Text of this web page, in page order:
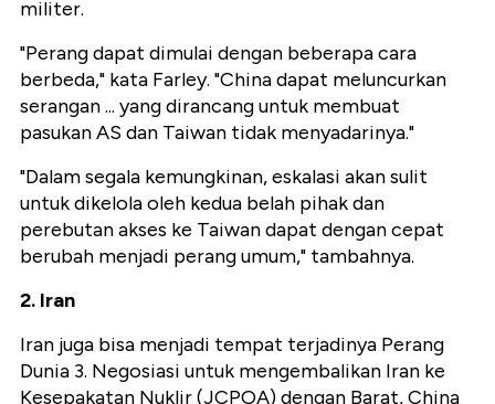
militer.
"Perang dapat dimulai dengan beberapa cara
berbeda," kata Farley. "China dapat meluncurkan
serangan ... yang dirancang untuk membuat
pasukan AS dan Taiwan tidak menyadarinya."
"Dalam segala kemungkinan, eskalasi akan sulit
untuk dikelola oleh kedua belah pihak dan
perebutan akses ke Taiwan dapat dengan cepat
berubah menjadi perang umum," tambahnya.
2. Iran
Iran juga bisa menjadi tempat terjadinya Perang
Dunia 3. Negosiasi untuk mengembalikan Iran ke
Kesepakatan Nuklir (JCPOA) dengan Barat, China